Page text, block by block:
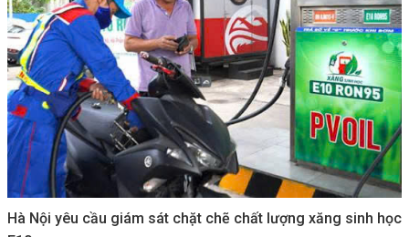
Hà Nội yêu cầu giám sát chặt chẽ chất lượng xăng sinh học